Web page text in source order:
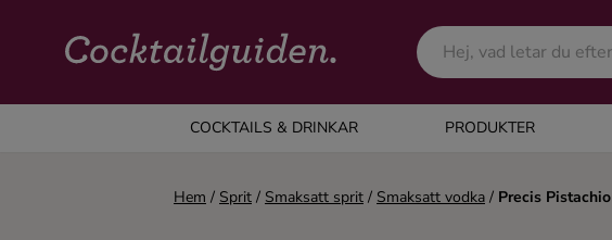
COCKTAILS & DRINKAR PRODUKTER
COCKTAILS & DRINKAR
Alla cocktails & drinkar
Hem / Sprit / Smaksatt sprit / Smaksatt vodka / Precis Pistachio